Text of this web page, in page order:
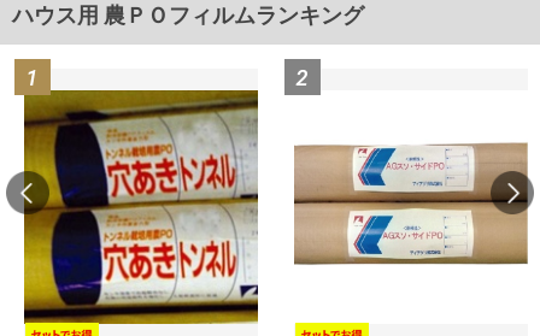
ハウス用 農ＰＯフィルムランキング